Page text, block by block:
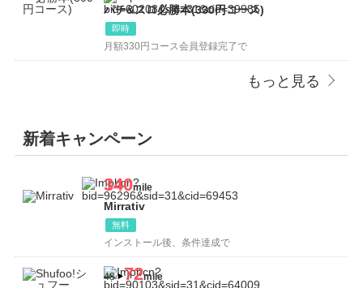
パチ&スロ必勝本(330円コース)
即時
月額330円コース会員登録完了で
もっと見る
新着キャンペーン
Mirrativ
無料
インストール後、条件達成で
340mile
48 72mile